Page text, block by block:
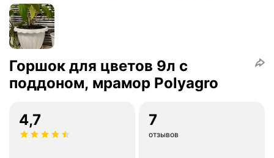
Горшок для цветов 9л с
поддоном, мрамор Polyagro
4,7 7
отзывов